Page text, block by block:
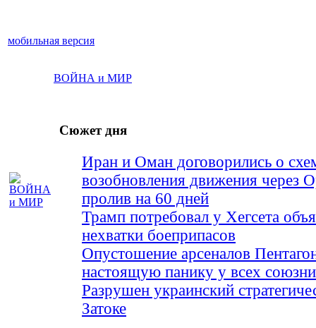
мобильная версия
ВОЙНА и МИР
Сюжет дня
Иран и Оман договорились о
возобновления движения через
пролив на 60 дней
Трамп потребовал у Хегсета
нехватки боеприпасов
Опустошение арсеналов
настоящую панику у всех
Разрушен украинский
Затоке